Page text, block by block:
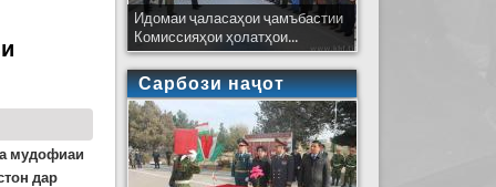
мудофиаи
дар
Идомаи ҷаласаҳои ҷамъбастии
Комиссияҳои ҳолатҳои...
Сарбози наҷот